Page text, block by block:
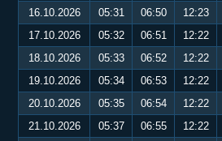
16.10.2026
05:31 06:50 12:23
17.10.2026
05:32 06:51 12:22
18.10.2026
05:33 06:52 12:22
19.10.2026
05:34 06:53 12:22
20.10.2026
05:35 06:54 12:22
21.10.2026
05:37 06:55 12:22